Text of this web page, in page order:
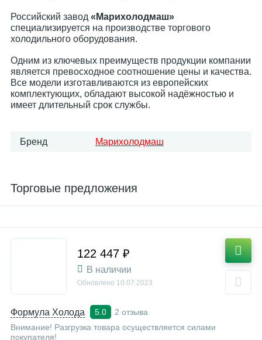
Российский завод «Марихолодмаш»
специализируется на производстве торгового
холодильного оборудования.
Одним из ключевых преимуществ продукции компании
является превосходное соотношение цены и качества.
Все модели изготавливаются из европейских
комплектующих, обладают высокой надёжностью и
имеет длительный срок службы.
Бренд Марихолодмаш
Торговые предложения
Формула Холода 5.0
2 отзыва
Внимание! Разгрузка товара осуществляется силами
покупателя!
122 447 ₽
В наличии
Обновлено 10.07.2023